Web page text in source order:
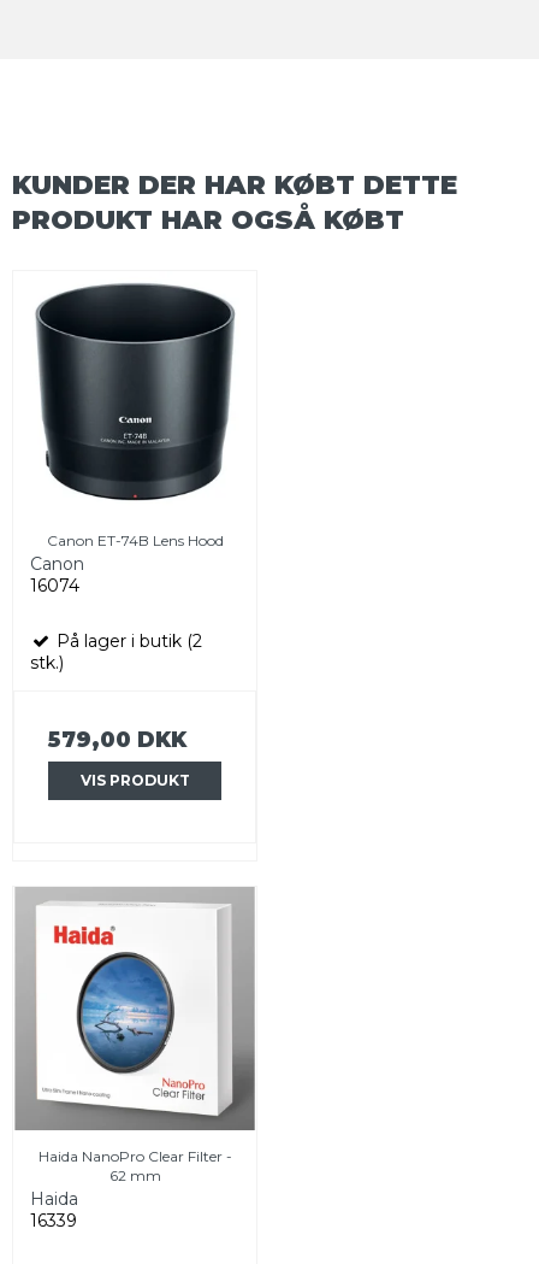
KUNDER DER HAR KØBT DETTE
PRODUKT HAR OGSÅ KØBT
Canon ET-74B Lens Hood
Canon
16074
På lager i butik (2
stk.)
579,00 DKK
VIS PRODUKT
Haida NanoPro Clear Filter -
62 mm
Haida
16339